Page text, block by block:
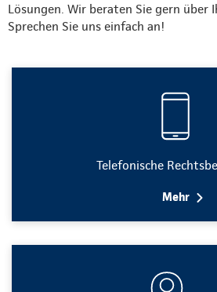
Lösungen. Wir beraten Sie gern über
Sprechen Sie uns einfach an!
Telefonische
Mehr